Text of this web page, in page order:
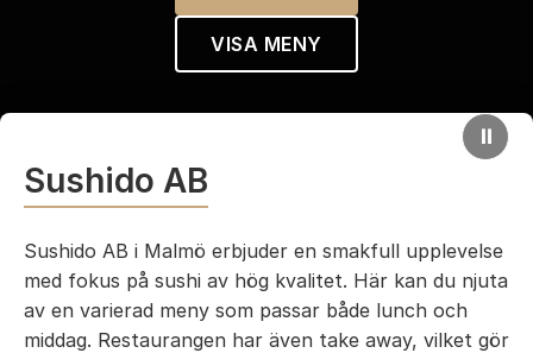
VISA MENY
⏸
Sushido AB
Sushido AB i Malmö erbjuder en smakfull upplevelse
med fokus på sushi av hög kvalitet. Här kan du njuta
av en varierad meny som passar både lunch och
middag. Restaurangen har även take away, vilket gör